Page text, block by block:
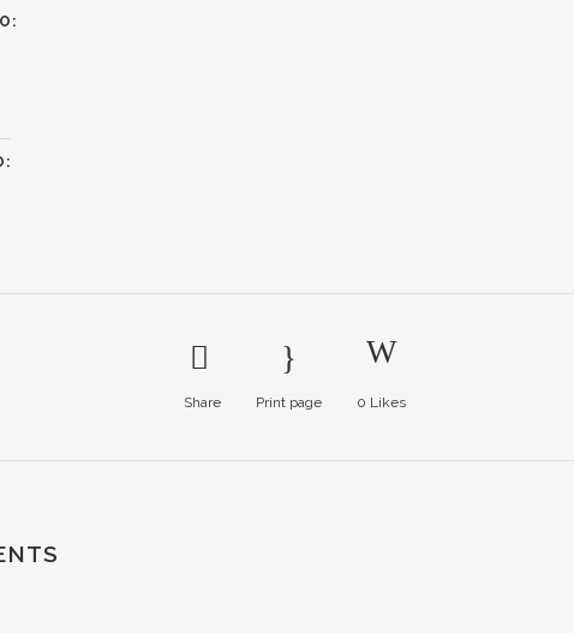
Share Print page 0 Likes